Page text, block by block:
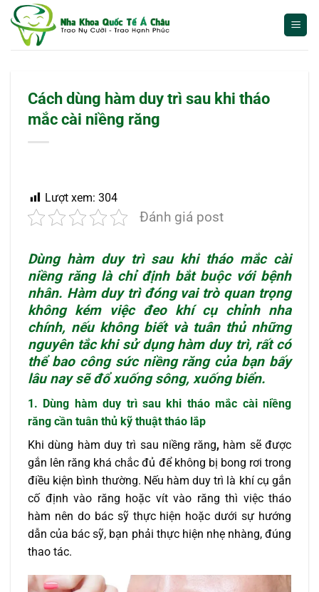
qua
Cách dùng hàm duy trì sau khi tháo
mắc cài niềng răng
Lượt xem: 304
Đánh giá post
Dùng hàm duy trì sau khi tháo mắc cài
niềng rănglà chỉ định bắt buộc với bệnh
nhân. Hàm duy trì đóng vai trò quan trọng
không kém việc đeo khí cụ chỉnh nha
chính, nếu không biết và tuân thủ những
nguyên tắc khi sử dụng hàm duy trì, rất có
thể bao công sức niềng răng của bạn bấy
lâu nay sẽ đổ xuống sông, xuống biển.
1. Dùng hàm duy trì sau khi tháo mắc cài niềng
răng cần tuân thủ kỹ thuật tháo lắp
Khi dùng hàm duy trì sau niềng răng, hàm sẽ được
gắn lên răng khá chắc đủ để không bị bong rơi trong
điều kiện bình thường. Nếu hàm duy trì là khí cụ gắn
cố định vào răng hoặc vít vào răng thì việc tháo
hàm nên do bác sỹ thực hiện hoặc dưới sự hướng
dẫn của bác sỹ, bạn phải thực hiện nhẹ nhàng, đúng
thao tác.